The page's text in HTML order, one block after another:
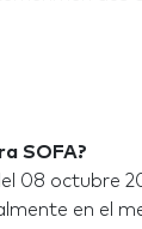
SOFA?
08 octubre
en el